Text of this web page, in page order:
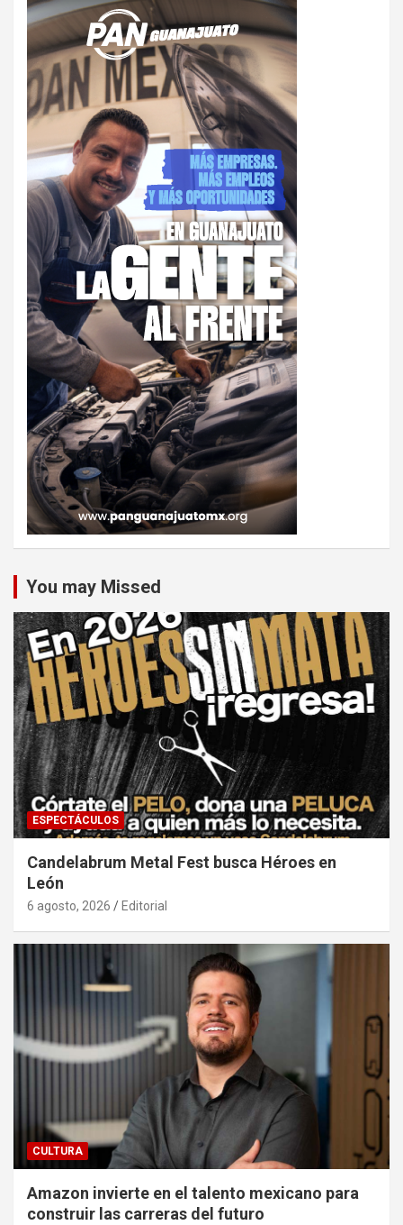
You may Missed
ESPECTÁCULOS
Candelabrum Metal Fest busca Héroes en
León
6 agosto, 2026 Editorial
CULTURA
Amazon invierte en el talento mexicano para
construir las carreras del futuro